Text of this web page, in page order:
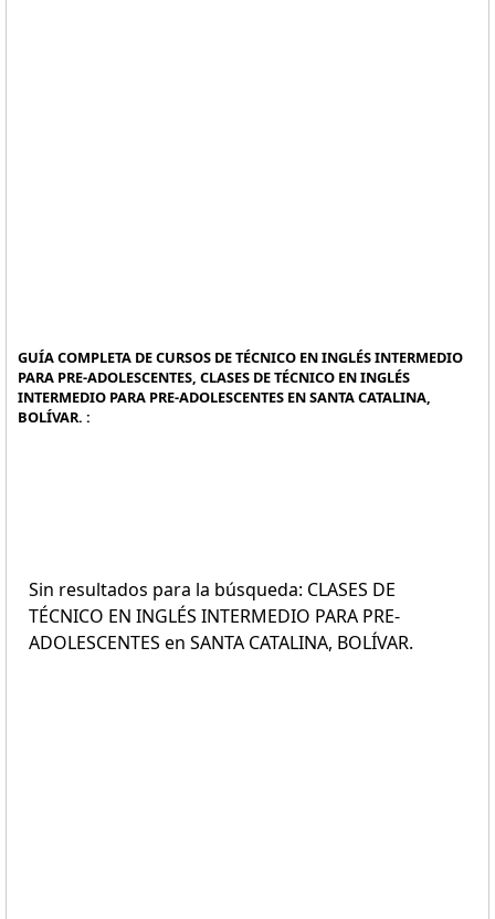
GUÍA COMPLETA DE CURSOS DE TÉCNICO EN INGLÉS INTERMEDIO
PARA PRE-ADOLESCENTES, CLASES DE TÉCNICO EN INGLÉS
INTERMEDIO PARA PRE-ADOLESCENTES EN SANTA CATALINA,
BOLÍVAR. :
Sin resultados para la búsqueda: CLASES DE
TÉCNICO EN INGLÉS INTERMEDIO PARA PRE-
ADOLESCENTES en SANTA CATALINA, BOLÍVAR.